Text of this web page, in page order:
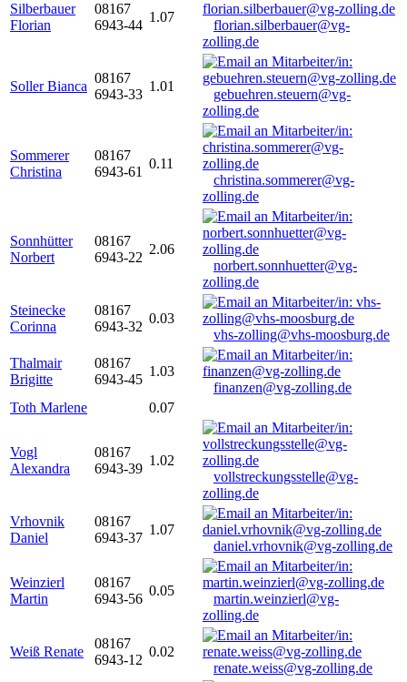
Silberbauer
Florian
08167
6943-44
1.07
florian.silberbauer@vg-
zolling.de
Soller Bianca
08167
6943-33
1.01
gebuehren.steuern@vg-
zolling.de
Sommerer
Christina
08167
6943-61
0.11
christina.sommerer@vg-
zolling.de
Sonnhütter
Norbert
08167
6943-22
2.06
norbert.sonnhuetter@vg-
zolling.de
Steinecke
Corinna
08167
6943-32
0.03
vhs-zolling@vhs-moosburg.de
Thalmair
Brigitte
08167
6943-45
1.03
finanzen@vg-zolling.de
Toth Marlene
0.07
Vogl
Alexandra
08167
6943-39
1.02
vollstreckungsstelle@vg-
zolling.de
Vrhovnik
Daniel
08167
6943-37
1.07
daniel.vrhovnik@vg-zolling.de
Weinzierl
Martin
08167
6943-56
0.05
martin.weinzierl@vg-
zolling.de
Weiß Renate
08167
6943-12
0.02
renate.weiss@vg-zolling.de